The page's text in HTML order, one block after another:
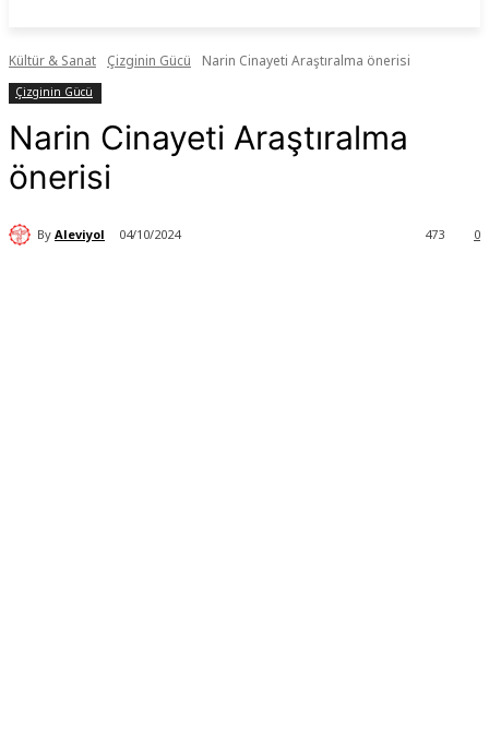
Kültür & Sanat Çizginin Gücü Narin Cinayeti Araştıralma önerisi
Çizginin Gücü
Narin Cinayeti Araştıralma
önerisi
By Aleviyol 04/10/2024 0
473